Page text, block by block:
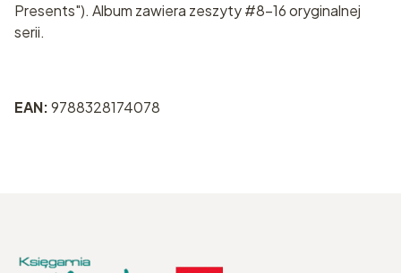
Presents"). Album zawiera zeszyty #8-16 oryginalnej
serii.
EAN:9788328174078